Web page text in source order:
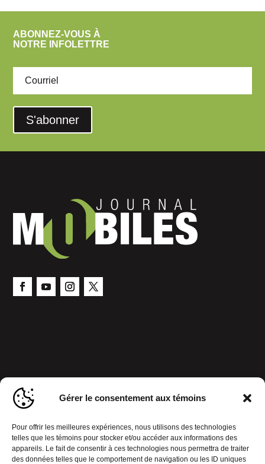
Gérer le consentement aux témoins
Pour offrir les meilleures expériences, nous utilisons des technologies
telles que les témoins pour stocker et/ou accéder aux informations des
appareils. Le fait de consentir à ces technologies nous permettra de traiter
des données telles que le comportement de navigation ou les ID uniques
ABONNEZ-VOUS À
NOTRE INFOLETTRE
S'abonner